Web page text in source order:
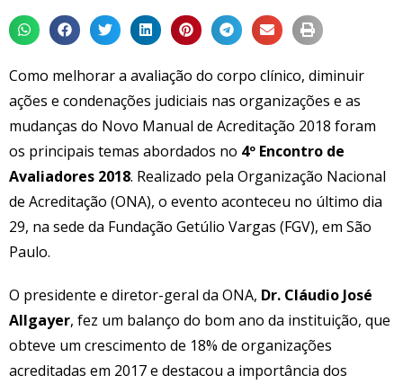
Como melhorar a avaliação do corpo clínico, diminuir
ações e condenações judiciais nas organizações e as
mudanças do Novo Manual de Acreditação 2018 foram
os principais temas abordados no 4º Encontro de
Avaliadores 2018. Realizado pela Organização Nacional
de Acreditação (ONA), o evento aconteceu no último dia
29, na sede da Fundação Getúlio Vargas (FGV), em São
Paulo.
O presidente e diretor-geral da ONA, Dr. Cláudio José
Allgayer, fez um balanço do bom ano da instituição, que
obteve um crescimento de 18% de organizações
acreditadas em 2017 e destacou a importância dos